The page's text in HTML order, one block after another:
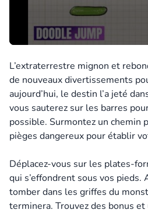
L’extraterrestre mignon et
de nouveaux divertissements
aujourd’hui, le destin l’a jeté
vous sauterez sur les barres
possible. Surmontez un chemin
pièges dangereux pour établir
Déplacez-vous sur les plates-
qui s’effondrent sous vos pieds.
tomber dans les griffes du
terminera. Trouvez des bonus